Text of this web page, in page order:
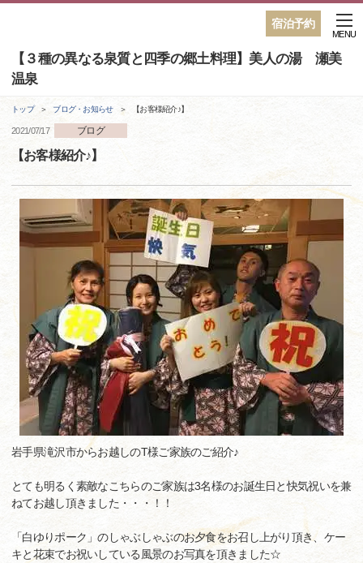
宿泊予約
【３種の異なる泉質と四季の郷土料理】美人の湯 瀬美
温泉
MENU
トップ ブログ・お知らせ 【お客様紹介♪】
2021/07/17 ブログ
【お客様紹介♪】
岩手県滝沢市からお越しのT様ご家族のご紹介♪
とても明るく素敵なこちらのご家族は3名様のお誕生日と快気祝いを兼
ねてお越し頂きました・・・！！
「白ゆりポーク」のしゃぶしゃぶのお夕食をお召し上がり頂き、ケー
キと花束でお祝いしている風景のお写真を頂きました☆